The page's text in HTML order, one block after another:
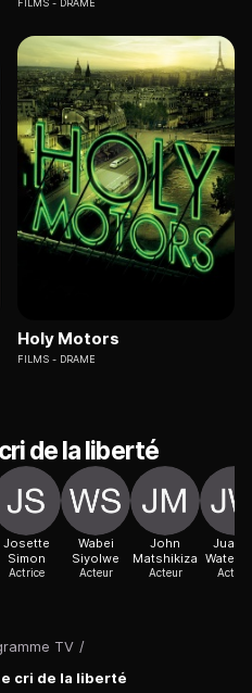
TV /
cri de la liberté
FILMS DRAME
Holy Motors
FILMS DRAME
de la liberté
Josette
Simon
Actrice
Wabei
Siyolwe
Acteur
John
Matshikiza
Acteur Actrice